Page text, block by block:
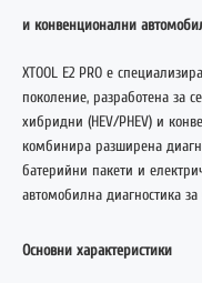
и конвенционални
XTOOL E2 PRO е
поколение, разработена за
хибридни (HEV/PHEV) и
комбинира разширена
батерийни пакети и
автомобилна диагностика
Основни характеристики